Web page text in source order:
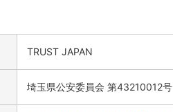
TRUST JAPAN
埼玉県公安委員会 第43210012号